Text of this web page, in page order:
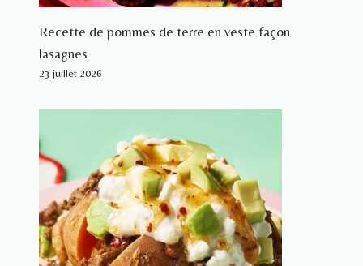
Recette de pommes de terre en veste façon
lasagnes
23 juillet 2026